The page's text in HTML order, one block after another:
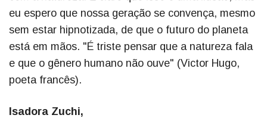
eu espero que nossa geração se convença, mesmo
sem estar hipnotizada, de que o futuro do planeta
está em mãos. "É triste pensar que a natureza fala
e que o gênero humano não ouve" (Victor Hugo,
poeta francês).
Isadora Zuchi,